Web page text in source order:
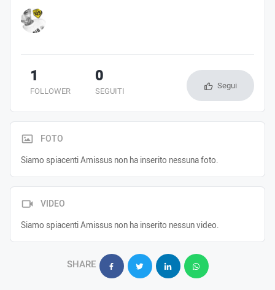
FOLLOWER
1
SEGUITI
0 Segui
FOTO
Siamo spiacenti Amissus non ha inserito nessuna foto.
VIDEO
Siamo spiacenti Amissus non ha inserito nessun video.
SHARE